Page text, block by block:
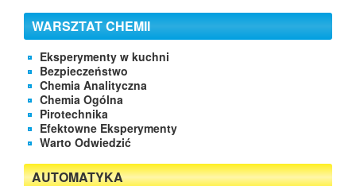
WARSZTAT CHEMII
Eksperymenty w kuchni
Bezpieczeństwo
Chemia Analityczna
Chemia Ogólna
Pirotechnika
Efektowne Eksperymenty
Warto Odwiedzić
AUTOMATYKA